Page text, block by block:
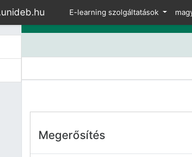
E-learning szolgáltatások
Megerősítés